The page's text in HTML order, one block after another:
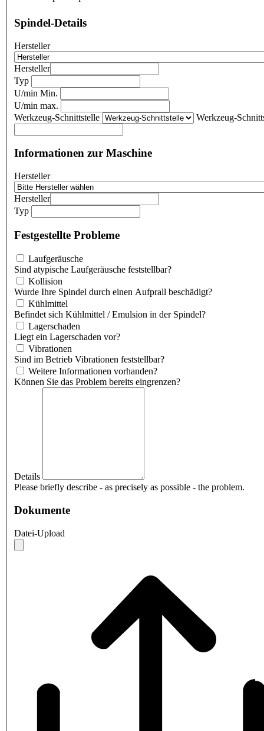
Spindel-Details
Hersteller
Hersteller
Typ
U/min Min.
U/min max.
Werkzeug-Schnittstelle
Werkzeug-
Informationen zur Maschine
Hersteller
Hersteller
Typ
Festgestellte Probleme
Laufgeräusche
Sind atypische Laufgeräusche feststellbar?
Kollision
Wurde Ihre Spindel durch einen Aufprall beschädigt?
Kühlmittel
Befindet sich Kühlmittel / Emulsion in der Spindel?
Lagerschaden
Liegt ein Lagerschaden vor?
Vibrationen
Sind im Betrieb Vibrationen feststellbar?
Weitere Informationen vorhanden?
Können Sie das Problem bereits eingrenzen?
Details
Please briefly describe - as precisely as possible - the problem.
Dokumente
Datei-Upload